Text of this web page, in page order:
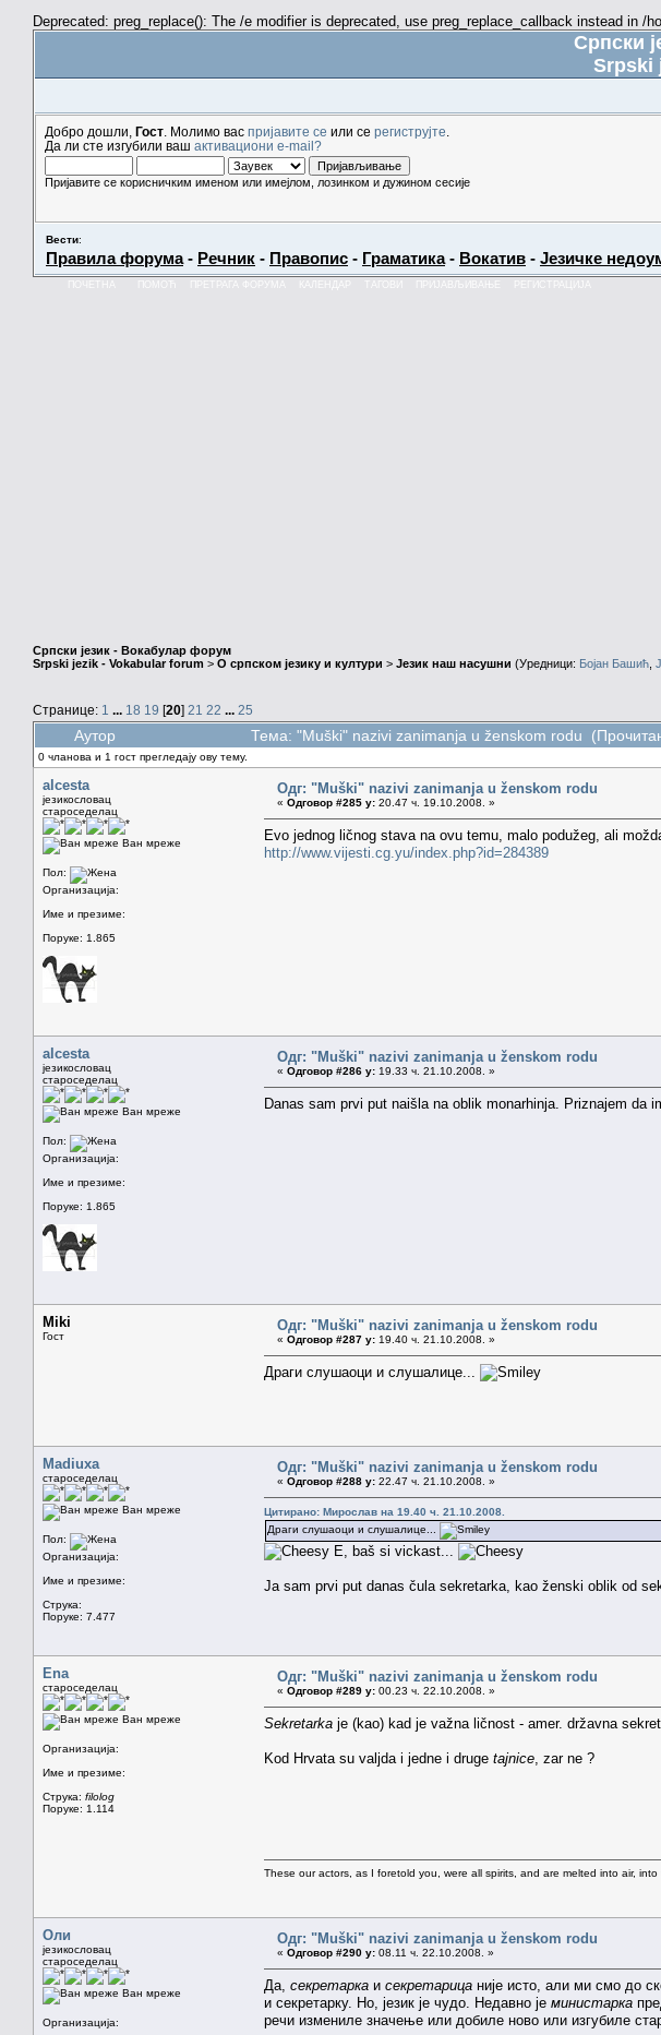
Deprecated: preg_replace(): The /e modifier is deprecated, use preg_replace_callback instead in
Српски
Srpski
Добро дошли, Гост . Молимо вас пријавите се или се региструјте
Да ли сте изгубили ваш активациони e-mail?
Пријавите се корисничким именом или имејлом, лозинком и дужином сесије
Вести:
Правила форума- Речник - Правопис - Граматика- Вокатив - Језичке
КАЛЕНДАР
Српски језик - Вокабулар форум
Srpski jezik - Vokabular forum > О српском језику и култури > Језик наш насушни (Уредници: Бојан Башић
Странице: 1 ... 18 19 [20] 21 22 ... 25
Аутор Тема: "Muški" nazivi zanimanja u ženskom rodu
0 чланова и 1 гост прегледају ову тему.
alcesta
језикословац
староседелац
Ван мреже
Пол:
Организација:
Име и презиме:
Поруке: 1.865
Одг: "Muški" nazivi zanimanja u ženskom rodu
« Одговор #285 у: 20.47 ч. 19.10.2008. »
Evo jednog ličnog stava na ovu temu, malo podužeg, ali
http://www.vijesti.cg.yu/index.php?id=284389
alcesta
језикословац
староседелац
Ван мреже
Пол:
Организација:
Име и презиме:
Поруке: 1.865
Одг: "Muški" nazivi zanimanja u ženskom rodu
« Одговор #286 у: 19.33 ч. 21.10.2008. »
Danas sam prvi put naišla na oblik monarhinja. Priznajem da
Miki
Гост
Одг: "Muški" nazivi zanimanja u ženskom rodu
« Одговор #287 у: 19.40 ч. 21.10.2008. »
Драги слушаоци и слушалице...
Madiuxa
староседелац
Ван мреже
Пол:
Организација:
Име и презиме:
Струка:
Поруке: 7.477
Одг: "Muški" nazivi zanimanja u ženskom rodu
« Одговор #288 у: 22.47 ч. 21.10.2008. »
Цитирано: Мирослав на 19.40 ч. 21.10.2008.
Драги слушаоци и слушалице...
E, baš si vickast...
Ja sam prvi put danas čula sekretarka, kao ženski oblik od
Ena
староседелац
Ван мреже
Организација:
Име и презиме:
Струка: filolog
Поруке: 1.114
Одг: "Muški" nazivi zanimanja u ženskom rodu
« Одговор #289 у: 00.23 ч. 22.10.2008. »
Sekretarka je (kao) kad je važna ličnost - amer. državna
Kod Hrvata su valjda i jedne i druge tajnice , zar ne ?
These our actors, as I foretold you, were all spirits, and are melted into air, into
Оли
језикословац
староседелац
Ван мреже
Организација:
Одг: "Muški" nazivi zanimanja u ženskom rodu
« Одговор #290 у: 08.11 ч. 22.10.2008. »
Да, секретарка и секретарица није исто, али ми смо до
и секретарку. Но, језик је чудо. Недавно је министарка
речи измениле значење или добиле ново или изгубиле